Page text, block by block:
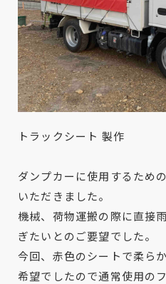
トラックシート 製作
ダンプカーに使用するため
いただきました。
機械、荷物運搬の際に直接
ぎたいとのご要望でした。
今回、赤色のシートで柔ら
希望でしたので通常使用の